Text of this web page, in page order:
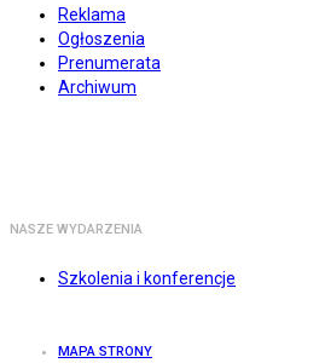
Reklama
Ogłoszenia
Prenumerata
Archiwum
NASZE WYDARZENIA
Szkolenia i konferencje
MAPA STRONY